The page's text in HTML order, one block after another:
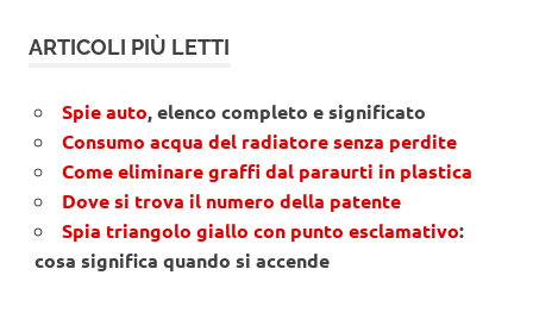
ARTICOLI PIÙ LETTI
Spie auto, elenco completo e significato
Consumo acqua del radiatore senza perdite
Come eliminare graffi dal paraurti in plastica
Dove si trova il numero della patente
Spia triangolo giallo con punto esclamativo:
cosa significa quando si accende